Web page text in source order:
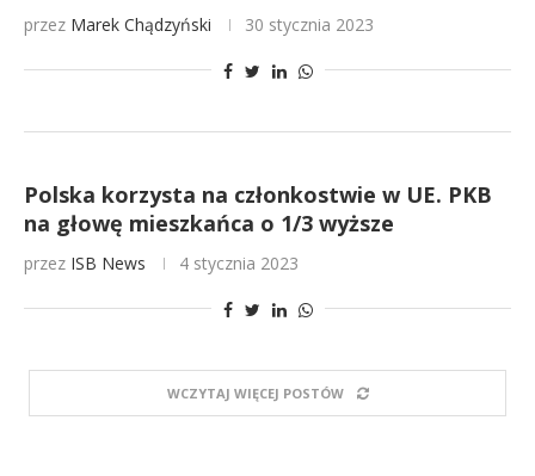
przez Marek Chądzyński 30 stycznia 2023
Polska korzysta na członkostwie w UE. PKB
na głowę mieszkańca o 1/3 wyższe
przez ISB News 4 stycznia 2023
WCZYTAJ WIĘCEJ POSTÓW